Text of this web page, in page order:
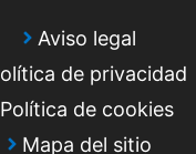
Aviso legal
de privacidad
Política de cookies
Mapa del sitio